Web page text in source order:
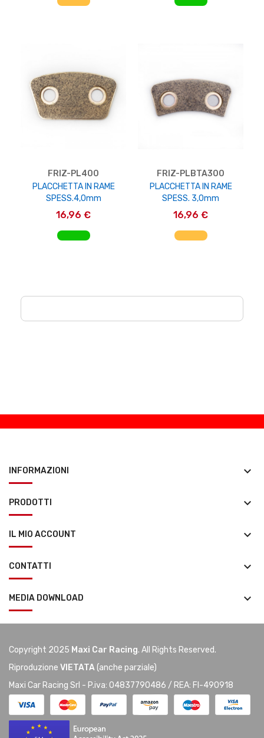
FRIZ-PL400
PLACCHETTA IN RAME
SPESS.4,0mm
16,96 €
AGGIUNGI AL CARRELLO
FRIZ-PLBTA300
PLACCHETTA IN RAME
SPESS. 3,0mm
16,96 €
AGGIUNGI AL CARRELLO
INFORMAZIONI keyboard_arrow_down
PRODOTTI keyboard_arrow_down
IL MIO ACCOUNT keyboard_arrow_down
CONTATTI keyboard_arrow_down
MEDIA DOWNLOAD keyboard_arrow_down
Copyright 2025 Maxi Car Racing. All Rights Reserved.
Riproduzione VIETATA(anche parziale)
Maxi Car Racing Srl - P.iva: 04837790486 / REA: FI-490918